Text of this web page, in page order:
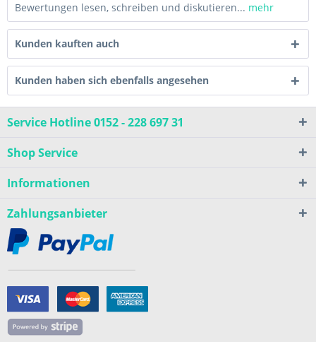
Bewertungen lesen, schreiben und diskutieren... mehr
Kunden kauften auch
Kunden haben sich ebenfalls angesehen
Service Hotline 0152 - 228 697 31
Shop Service
Informationen
Zahlungsanbieter